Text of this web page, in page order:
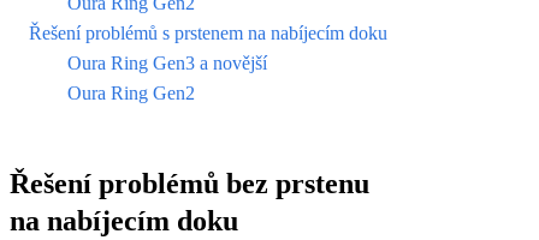
Řešení problémů s prstenem na nabíjecím doku
Oura Ring Gen3 a novější
Oura Ring Gen2
Řešení problémů bez prstenu
na nabíjecím doku